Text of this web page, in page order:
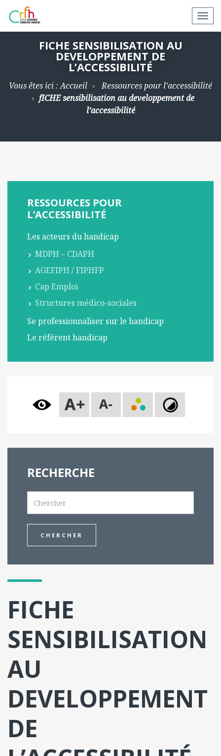
N
a
a
t
a
a
FICHE SENSIBILISATION AU
DEVELOPPEMENT DE
L’ACCESSIBILITÉ
Vous êtes ici :Accueil
Ressources pour l’accessibilité
fICHE sensibilisation au developpement de
l’accessibilité
RESSOURCES POUR
L’ACCESSIBILITÉ
Les acteurs du handicap
MDPH – CDAPH
AGEFIPH / FIPHFP
Cap Emploi
Structures médico-sociales
Se professionnaliser sur le handicap
Le référent handicap
RECHERCHE
FICHE
SENSIBILISATION
AU
DEVELOPPEMENT
DE